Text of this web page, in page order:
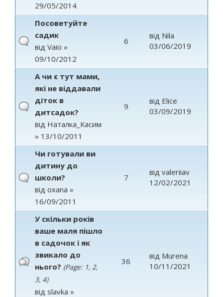
29/05/2014
Посоветуйте
садик
від Vaio »
09/10/2012
6
від Nila
03/06/2019
А чи є тут мами,
які не віддавали
діток в
дитсадок?
від Наталка_Касим
» 13/10/2011
9
від Elice
03/09/2019
Чи готували ви
дитину до
школи?
від oxana »
16/09/2011
7
від valeriiav
12/02/2021
У скільки років
ваше маля пішло
в садочок і як
звикало до
нього? (Page: 1, 2,
3, 4)
від slavka »
36
від Murena
10/11/2021